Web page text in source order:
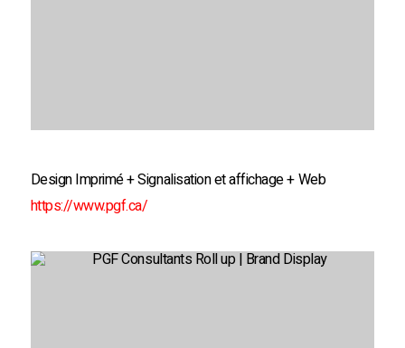
Design Imprimé + Signalisation et affichage + Web
https://www.pgf.ca/